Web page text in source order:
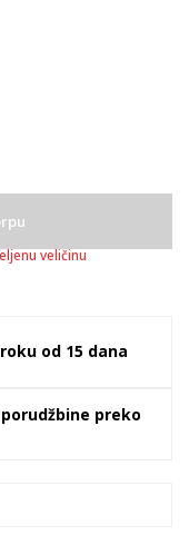
veličinu
od 15 dana
preko